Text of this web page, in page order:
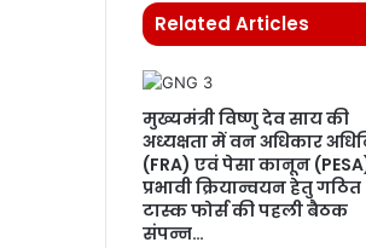
Related Articles
मुख्यमंत्री विष्णु देव साय की
अध्यक्षता में वन अधिकार
(FRA) एवं पेसा कानून
प्रभावी क्रियान्वयन हेतु गठित
टास्क फोर्स की पहली बैठक
संपन्न…